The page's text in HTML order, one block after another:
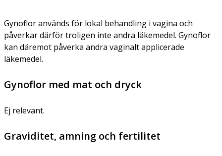
Gynoflor används för lokal behandling i vagina och
påverkar därför troligen inte andra läkemedel. Gynoflor
kan däremot påverka andra vaginalt applicerade
läkemedel.
Gynoflor med mat och dryck
Ej relevant.
Graviditet, amning och fertilitet